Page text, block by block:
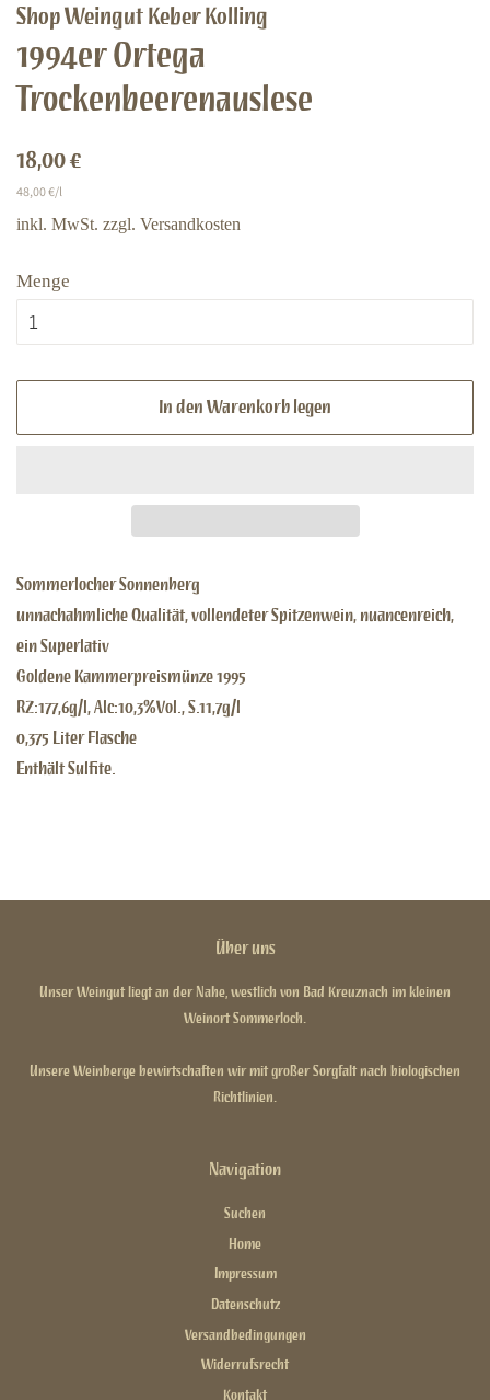
Shop Weingut Keber Kolling
1994er Ortega
Trockenbeerenauslese
Normaler
Preis
18,00 €
Einzelpreis
48,00 €/pro
l
inkl. MwSt. zzgl. Versandkosten
Menge
In den Warenkorb legen
Sommerlocher Sonnenberg
unnachahmliche Qualität, vollendeter Spitzenwein, nuancenreich,
ein Superlativ
Goldene Kammerpreismünze 1995
RZ:177,6g/l, Alc:10,3%Vol., S.11,7g/l
0,375 Liter Flasche
Enthält Sulfite.
Über uns
Unser Weingut liegt an der Nahe, westlich von Bad Kreuznach im kleinen
Weinort Sommerloch.
Unsere Weinberge bewirtschaften wir mit großer Sorgfalt nach biologischen
Richtlinien.
Navigation
Suchen
Home
Impressum
Datenschutz
Versandbedingungen
Widerrufsrecht
Kontakt